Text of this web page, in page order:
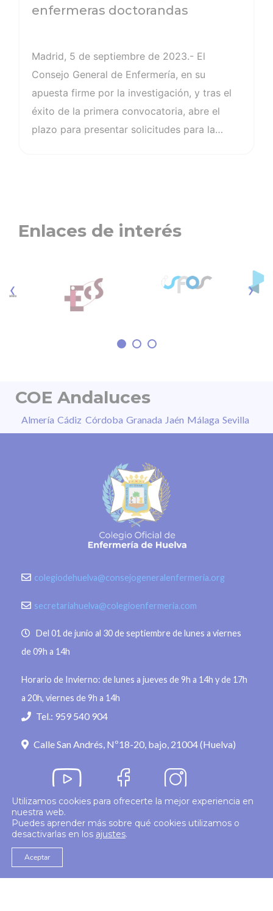
enfermeras doctorandas
Madrid, 5 de septiembre de 2023.- El
Consejo General de Enfermería, en su
apuesta firme por la investigación, y tras el
éxito de la primera convocatoria, abre el
plazo para presentar solicitudes para la
Organización Colegial en los últimos años
con el objetivo de potenciar, incentivar y
Enlaces de interés
‹ ›
COE Andaluces
Almería Cádiz Córdoba Granada Jaén Málaga Sevilla
colegiodehuelva@consejogeneralenfermeria.org
secretariahuelva@colegioenfermeria.com
Del 01 de junio al 30 de septiembre de lunes a viernes
de 09h a 14h
Horario de Invierno: de lunes a jueves de 9h a 14h y de 17h
a 20h, viernes de 9h a 14h
Tel.: 959 540 904
Calle San Andrés, Nº18-20, bajo, 21004 (Huelva)
© 2026 Colegio Enfermería Huelva
Utilizamos cookies para ofrecerte la mejor experiencia en
nuestra web.
Puedes aprender más sobre qué cookies utilizamos o
desactivarlas en los ajustes.
Aceptar